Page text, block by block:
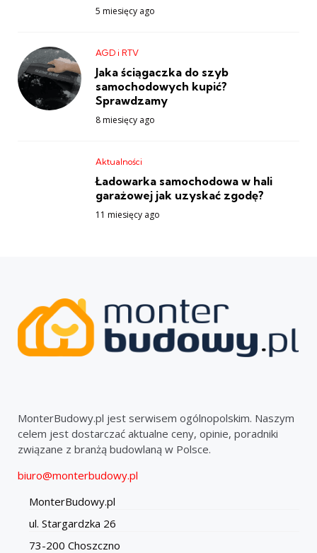
5 miesięcy ago
AGD i RTV
Jaka ściągaczka do szyb
samochodowych kupić?
Sprawdzamy
8 miesięcy ago
Aktualności
Ładowarka samochodowa w hali
garażowej jak uzyskać zgodę?
11 miesięcy ago
MonterBudowy.pl jest serwisem ogólnopolskim. Naszym
celem jest dostarczać aktualne ceny, opinie, poradniki
związane z branżą budowlaną w Polsce.
biuro@monterbudowy.pl
MonterBudowy.pl
ul. Stargardzka 26
73-200 Choszczno